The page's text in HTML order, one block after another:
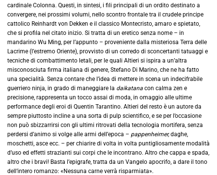
cardinale Colonna. Questi, in sintesi, i fili principali di un ordito destinato a
convergere, nei prossimi volumi, nello scontro frontale tra il crudele principe
cattolico Reinhardt von Dekken e il classico Montecristo, amaro e spietato,
che si profila nel citato inizio. Si tratta di un eretico senza nome – in
mandarino Wu Ming, per l’appunto – proveniente dalla misteriosa Terra delle
Lacrime (l’estremo Oriente), provvisto di un corredo di sconcertanti tatuaggi e
tecniche di combattimento letali, per le quali Altieri si ispira a un’altra
misconosciuta firma italiana di genere, Stefano Di Marino, che ne ha fatto
una specialità. Senza contare che l’idea di mettere in scena un indecifrabile
guerriero ninja, in grado di maneggiare la daikatana con calma zen e
precisione, rappresenta un tocco assai di moda, in omaggio alle ultime
performance degli eroi di Quentin Tarantino. Altieri del resto è un autore da
sempre piuttosto incline a una sorta di pulp scientifico, e se per l’occasione
non può sbizzarrirsi con gli ultimi ritrovati della tecnologia mortifera, senza
perdersi d’animo si volge alle armi dell’epoca – pappenheimer,daghe,
moschetti, asce ecc. – per chiarire di volta in volta puntigliosamente modalità
d’uso ed effetti strazianti sui corpi che le incontrano. Altro che cappa e spada,
altro che i bravi! Basta l’epigrafe, tratta da un Vangelo apocrifo, a dare il tono
dell’intero romanzo: «Nessuna carne verrà risparmiata».